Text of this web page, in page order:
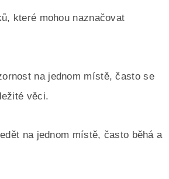
které mohou naznačovat
na jednom místě, často se
věci.
na jednom místě, často běhá a